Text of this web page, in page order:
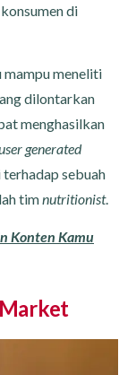
di
meneliti
dilontarkan
menghasilkan
generated
sebuah
timnutritionist.
Konten Kamu